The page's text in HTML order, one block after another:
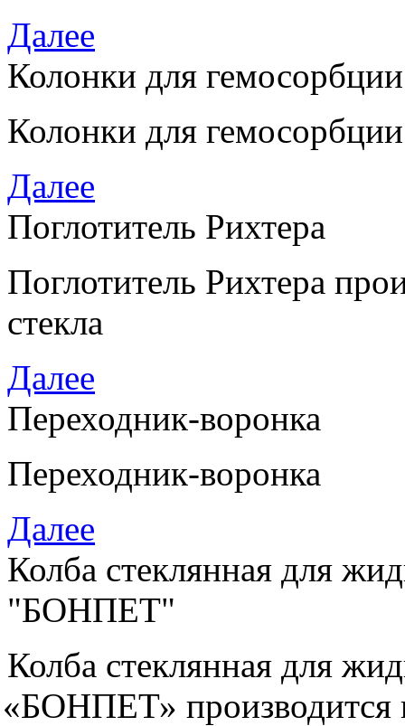
Далее
Колонки для
Колонки для
Далее
Поглотитель Рихтера
Поглотитель Рихтера
стекла
Далее
Переходник-воронка
Переходник-воронка
Далее
Колба стеклянная для
"БОНПЕТ"
Колба стеклянная для
«БОНПЕТ» производится